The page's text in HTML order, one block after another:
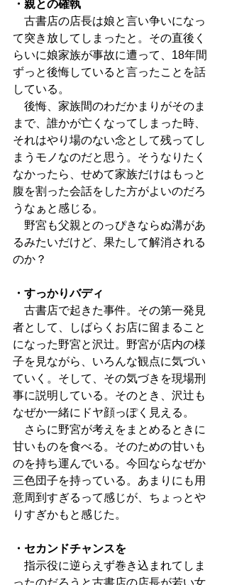
・親との確執
古書店の店長は娘と言い争いになっ
て突き放してしまったと。その直後く
らいに娘家族が事故に遭って、18年間
ずっと後悔していると言ったことを話
している。
後悔、家族間のわだかまりがそのま
まで、誰かが亡くなってしまった時、
それはやり場のない念として残ってし
まうモノなのだと思う。そうなりたく
なかったら、せめて家族だけはもっと
腹を割った会話をした方がよいのだろ
うなぁと感じる。
野宮も父親とのっぴきならぬ溝があ
るみたいだけど、果たして解消される
のか？
・すっかりバディ
古書店で起きた事件。その第一発見
者として、しばらくお店に留まること
になった野宮と沢辻。野宮が店内の様
子を見ながら、いろんな観点に気づい
ていく。そして、その気づきを現場刑
事に説明している。そのとき、沢辻も
なぜか一緒にドヤ顔っぽく見える。
さらに野宮が考えをまとめるときに
甘いものを食べる。そのための甘いも
のを持ち運んでいる。今回ならなぜか
三色団子を持っている。あまりにも用
意周到すぎるって感じが、ちょっとや
りすぎかもと感じた。
・セカンドチャンスを
指示役に逆らえず巻き込まれてしま
ったのだろうと古書店の店長が若い女